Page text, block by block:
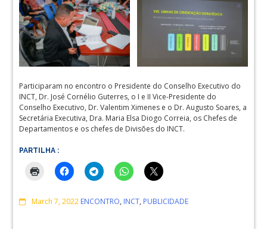
Participaram no encontro o Presidente do Conselho Executivo do
INCT, Dr. José Cornélio Guterres, o I e II Vice-Presidente do
Conselho Executivo, Dr. Valentim Ximenes e o Dr. Augusto Soares, a
Secretária Executiva, Dra. Maria Elsa Diogo Correia, os Chefes de
Departamentos e os chefes de Divisões do INCT.
PARTILHA :
March 7, 2022 Comments
ENCONTRO, INCT, PUBLICIDADE